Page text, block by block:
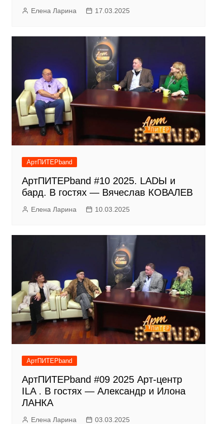
Елена Ларина 17.03.2025
АртПИТЕРband
АртПИТЕРband #10 2025. LADЫ и
бард. В гостях — Вячеслав КОВАЛЕВ
Елена Ларина 10.03.2025
АртПИТЕРband
АртПИТЕРband #09 2025 Арт-центр
ILA . В гостях — Александр и Илона
ЛАНКА
Елена Ларина 03.03.2025